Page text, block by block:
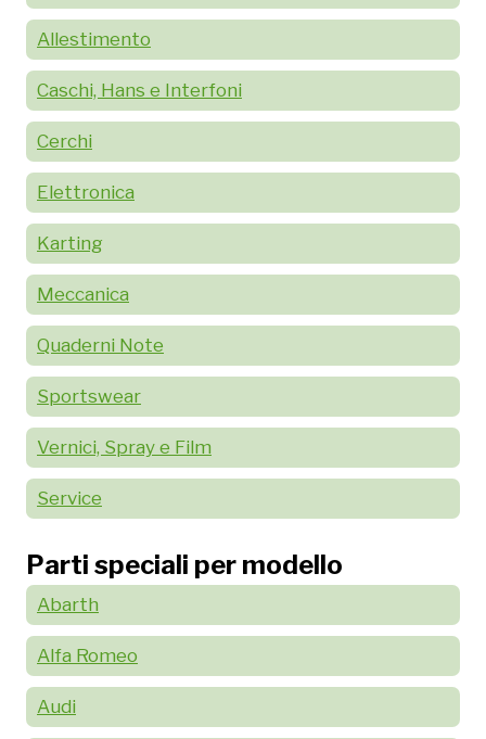
Allestimento
Caschi, Hans e Interfoni
Cerchi
Elettronica
Karting
Meccanica
Quaderni Note
Sportswear
Vernici, Spray e Film
Service
Parti speciali per modello
Abarth
Alfa Romeo
Audi